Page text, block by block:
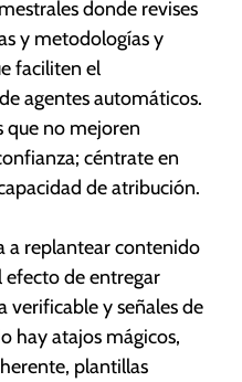
donde revises
y metodologías y
faciliten el
agentes automáticos.
que no mejoren
céntrate en
de atribución.
a replantear contenido
efecto de entregar
verificable y señales de
hay atajos mágicos,
plantillas